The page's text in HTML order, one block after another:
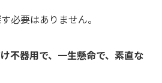
必要はありません。
不器用で、一生懸命で、素直な